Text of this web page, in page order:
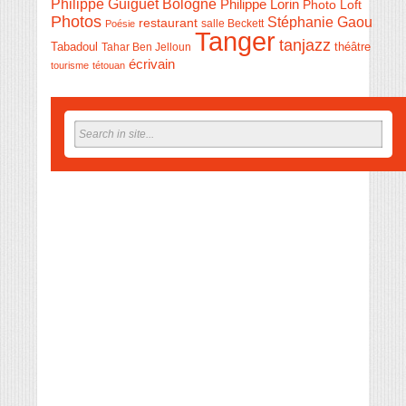
Philippe Guiguet Bologne Philippe Lorin Photo Loft
Photos Poésie restaurant salle Beckett Stéphanie Gaou
Tabadoul Tahar Ben Jelloun Tanger tanjazz théâtre
tourisme tétouan écrivain